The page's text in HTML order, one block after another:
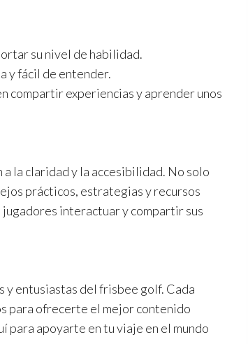
su nivel de habilidad.
y fácil de entender.
compartir experiencias y aprender unos
la claridad y la accesibilidad. No solo
prácticos, estrategias y recursos
interactuar y compartir sus
y entusiastas del frisbee golf. Cada
para ofrecerte el mejor contenido
para apoyarte en tu viaje en el mundo